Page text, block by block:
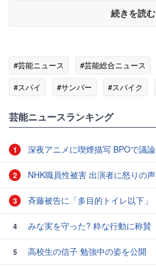
続きを読む
#芸能ニュース #芸能総合ニュース
#スパイ
#サンバー #スパイク
芸能ニュースランキング
1 深夜アニメに喫煙描写 BPOで議論
2 NHK職員性被害 出演者に怒りの声
3 斉藤被告に「多目的トイレ以下」
4 みな実を守った? 粋な行動に称賛
5
高校生の信子 勉強中の姿を公開